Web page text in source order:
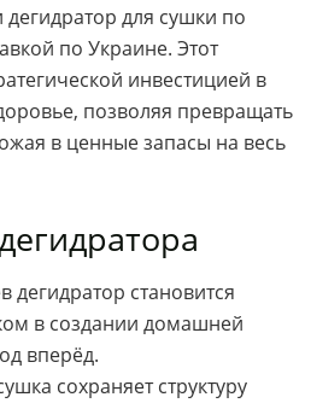
для сушки по
по Украине. Этот
инвестицией в
позволяя превращать
в ценные запасы на весь
дегидратор становится
в создании домашней
вперёд.
сохраняет структуру